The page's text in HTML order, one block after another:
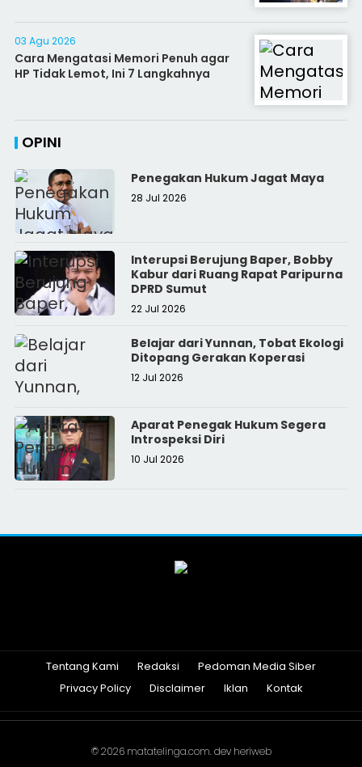
03 Agu 2026
Cara Mengatasi Memori Penuh agar
HP Tidak Lemot, Ini 7 Langkahnya
OPINI
Penegakan Hukum Jagat Maya
28 Jul 2026
Interupsi Berujung Baper, Bobby
Kabur dari Ruang Rapat Paripurna
DPRD Sumut
22 Jul 2026
Belajar dari Yunnan, Tobat Ekologi
Ditopang Gerakan Koperasi
12 Jul 2026
Aparat Penegak Hukum Segera
Introspeksi Diri
10 Jul 2026
Tentang Kami Redaksi
Pedoman Media Siber
Privacy Policy
Disclaimer Iklan Kontak
© 2026 matatelinga.com. dev heriweb